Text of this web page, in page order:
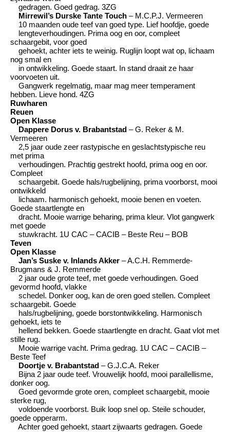
gedragen. Goed gedrag. 3ZG
Mirrewil’s Durske Tante Touch – M.C.P.J. Vermeeren
10 maanden oude teef van goed type. Lief hoofdje, goede
lengteverhoudingen. Prima oog en oor, compleet
schaargebit, voor goed
gehoekt, achter iets te weinig. Ruglijn loopt wat op, lichaam
nog smal en
in ontwikkeling. Goede staart. In stand draait ze haar
voorvoeten uit.
Gangwerk regelmatig, maar mag meer temperament
hebben. Lieve hond. 4ZG
Ruwharen
Reuen
Open Klasse
Dappere Dorus v. Brabantstad – G. Reker & M.
Vermeeren
2,5 jaar oude zeer rastypische en geslachtstypische reu
met prima
verhoudingen. Prachtig gestrekt hoofd, prima oog en oor.
Compleet
schaargebit. Goede hals/rugbelijning, prima voorborst, mooi
ontwikkeld
lichaam. harmonisch gehoekt, mooie benen en voeten.
Goede staartlengte en
dracht. Mooie warrige beharing, prima kleur. Vlot gangwerk
met goede
stuwkracht. 1U CAC – CACIB – Beste Reu – BOB
Teven
Open Klasse
Jan’s Suske v. Inlands Akker – A.C.H. Remmerde-
Brugmans & J. Remmerde
2 jaar oude grote teef, met goede verhoudingen. Goed
gevormd hoofd, vlakke
schedel. Donker oog, kan de oren goed stellen. Compleet
schaargebit. Goede
hals/rugbelijning, goede borstontwikkeling. Harmonisch
gehoekt, iets te
hellend bekken. Goede staartlengte en dracht. Gaat vlot met
stille rug.
Mooie warrige vacht. Prima gedrag. 1U CAC – CACIB –
Beste Teef
Doortje v. Brabantstad – G.J.C.A. Reker
Bijna 2 jaar oude teef. Vrouwelijk hoofd, mooi parallellisme,
donker oog.
Goed gevormde grote oren, compleet schaargebit, mooie
sterke rug,
voldoende voorborst. Buik loop snel op. Steile schouder,
goede opperarm.
Achter goed gehoekt, staart zijwaarts gedragen. Goede